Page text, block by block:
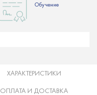
Обучение
ХАРАКТЕРИСТИКИ
ОПЛАТА И ДОСТАВКА